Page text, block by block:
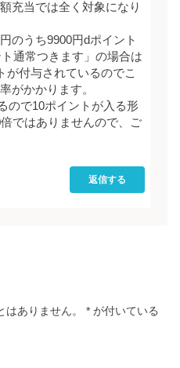
充当では全く対象になり
のうち9900円dポイント
通常つきます」の場合は
が付与されているのでこ
がかかります。
ので10ポイントが入る形
ではありませんので、ご
返信する
ありません。 * が付いている